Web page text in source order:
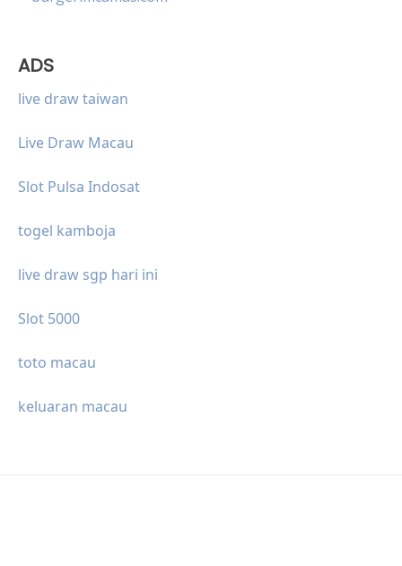
ADS
live draw taiwan
Live Draw Macau
Slot Pulsa Indosat
togel kamboja
live draw sgp hari ini
Slot 5000
toto macau
keluaran macau